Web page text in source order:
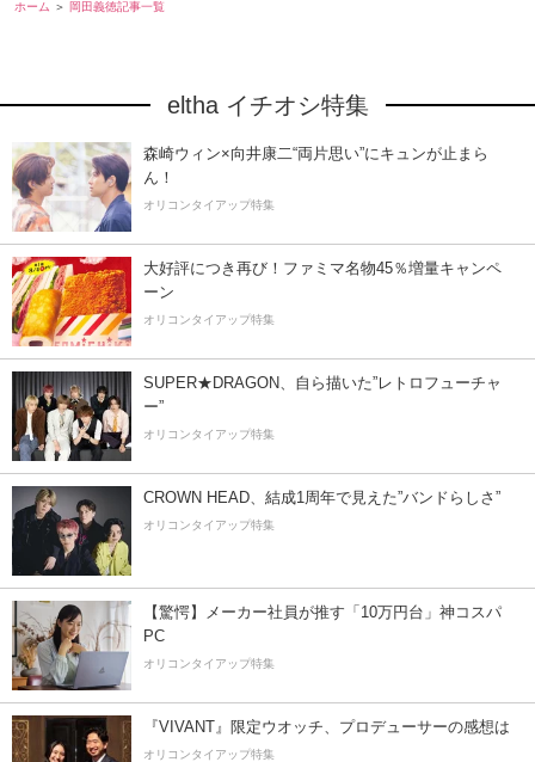
ホーム 岡田義徳記事一覧
eltha イチオシ特集
森崎ウィン×向井康二“両片思い”にキュンが止まら
ん！
オリコンタイアップ特集
大好評につき再び！ファミマ名物45％増量キャンペ
ーン
オリコンタイアップ特集
SUPER★DRAGON、自ら描いた”レトロフューチャ
ー”
オリコンタイアップ特集
CROWN HEAD、結成1周年で見えた”バンドらしさ”
オリコンタイアップ特集
【驚愕】メーカー社員が推す「10万円台」神コスパ
PC
オリコンタイアップ特集
『VIVANT』限定ウオッチ、プロデューサーの感想は
オリコンタイアップ特集